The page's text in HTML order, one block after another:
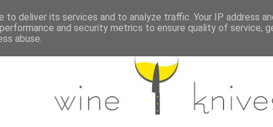
to deliver its services and to analyze traffic. Your IP address
and security metrics to ensure quality of service,
abuse.